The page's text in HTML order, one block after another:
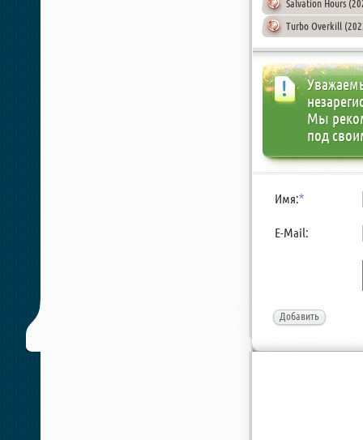
Salvation Hours
Turbo Overkill
Мы
под
Имя:*
E-Mail:
Добавить